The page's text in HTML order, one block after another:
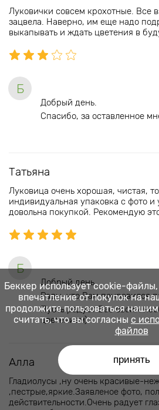
Луковички совсем крохотные. Все
зацвела. Наверно, им еще надо
выкапывать и ждать цветения в
Б
Добрый день.
Спасибо, за оставленное
Татьяна
Луковица очень хорошая, чистая,
индивидуальная упаковка с фото и
довольна покупкой. Рекомендую
Б
Добрый день.
Рады, что Вам понравился
Пусть радует Вас своим
цветением)
Алла
Гладиолусы ,ну очень красивые-
,пестрые,яркие.Заявленое фото,
действительности.Очень радует
Беккер использует cookie-
впечатление от покупок на
продолжите пользоваться
считать, что вы согласны с
файлов
принять